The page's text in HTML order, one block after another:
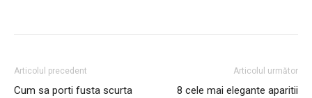
Articolul precedent
Cum sa porti fusta scurta
Articolul următor
8 cele mai elegante aparitii